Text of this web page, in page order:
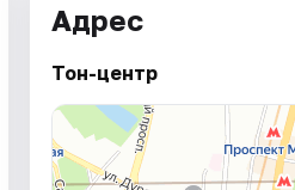
Адрес
Тон-центр